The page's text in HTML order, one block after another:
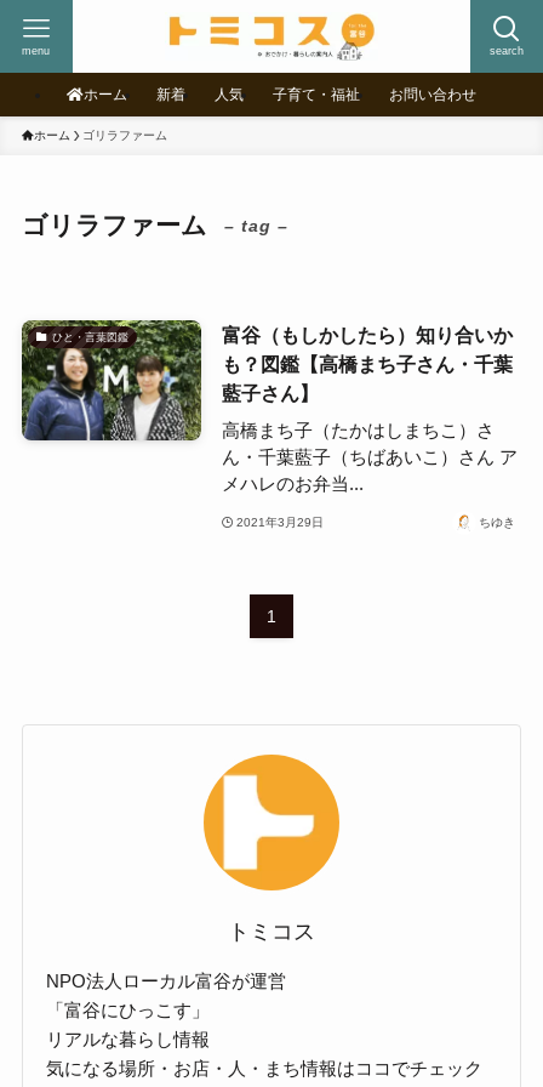
search
menu
ホーム 新着 人気 子育て・福祉 お問い合わせ
ホーム ゴリラファーム
ゴリラファーム – tag –
ひと・言葉図鑑
富谷（もしかしたら）知り合いか
も？図鑑【高橋まち子さん・千葉
藍子さん】
高橋まち子（たかはしまちこ）さ
ん・千葉藍子（ちばあいこ）さん ア
メハレのお弁当...
2021年3月29日 ちゆき
1
トミコス
NPO法人ローカル富谷が運営
「富谷にひっこす」
リアルな暮らし情報
気になる場所・お店・人・まち情報はココでチェック